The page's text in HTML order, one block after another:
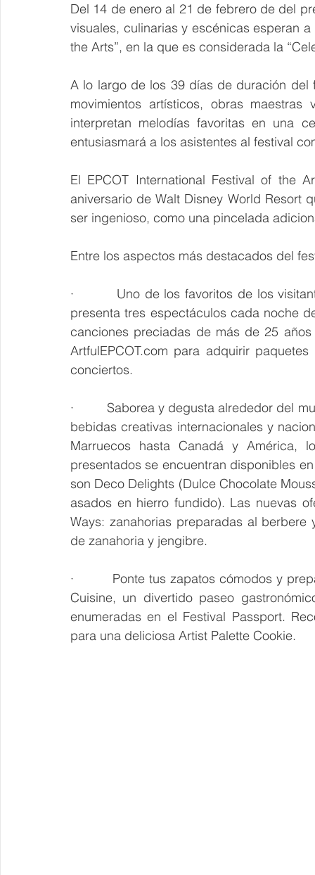
Del 14 de enero al 21 de febrero de del
visuales, culinarias y escénicas esperan
the Arts”, en la que es considerada la
A lo largo de los 39 días de duración del
movimientos artísticos, obras
interpretan melodías favoritas en una
entusiasmará a los asistentes al festival
El EPCOT International Festival of the
aniversario de Walt Disney World Resort
ser ingenioso, como una pincelada
Entre los aspectos más destacados del
·         Uno de los favoritos de los
presenta tres espectáculos cada noche
canciones preciadas de más de 25
ArtfulEPCOT.com para adquirir
conciertos.
·         Saborea y degusta alrededor del
bebidas creativas internacionales y
Marruecos hasta Canadá y América,
presentados se encuentran disponibles
son Deco Delights (Dulce Chocolate
asados en hierro fundido). Las nuevas
Ways: zanahorias preparadas al
de zanahoria y jengibre.
·         Ponte tus zapatos cómodos y
Cuisine, un divertido paseo
enumeradas en el Festival Passport.
para una deliciosa Artist Palette Cookie.